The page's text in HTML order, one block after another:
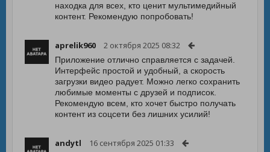
находка для всех, кто ценит мультимедийный
контент. Рекомендую попробовать!
aprelik960 2 октября 2025 08:32
Приложение отлично справляется с задачей.
Интерфейс простой и удобный, а скорость
загрузки видео радует. Можно легко сохранить
любимые моменты с друзей и подписок.
Рекомендую всем, кто хочет быстро получать
контент из соцсети без лишних усилий!
andytl 16 сентября 2025 01:33